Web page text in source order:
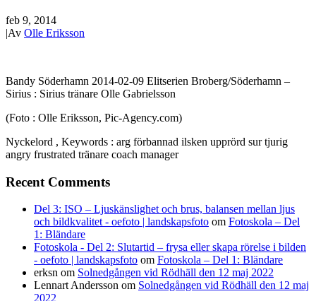
feb 9, 2014
|Av Olle Eriksson
Bandy Söderhamn 2014-02-09 Elitserien Broberg/Söderhamn –
Sirius : Sirius tränare Olle Gabrielsson
(Foto : Olle Eriksson, Pic-Agency.com)
Nyckelord , Keywords : arg förbannad ilsken upprörd sur tjurig
angry frustrated tränare coach manager
Recent Comments
Del 3: ISO – Ljuskänslighet och brus, balansen mellan ljus
och bildkvalitet - oefoto | landskapsfoto om Fotoskola – Del
1: Bländare
Fotoskola - Del 2: Slutartid – frysa eller skapa rörelse i bilden
- oefoto | landskapsfoto om Fotoskola – Del 1: Bländare
erksn om Solnedgången vid Rödhäll den 12 maj 2022
Lennart Andersson om Solnedgången vid Rödhäll den 12 maj
2022